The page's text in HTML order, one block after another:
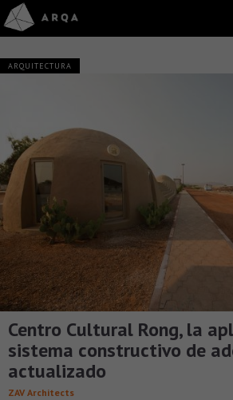
ARQUITECTURA
Centro Cultural Rong, la
sistema constructivo de
actualizado
ZAV Architects